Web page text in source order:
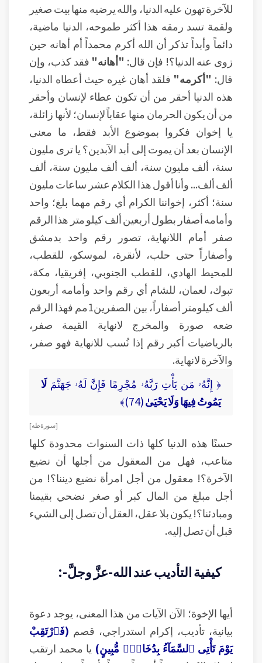
للآخرة تهون عليه الدنيا، والله يرضيه منها بيت صغير
ولقمة تسد رمقه هذا أكثر طموحه، الدنيا ماضية،
دائماً وأبداً تذكر أن الله أكرم محمداً أم أهانه حين
زوى عنه الدنيا؟! فإن قال: "أهانه" فقد كذب، وإن
قال: "أكرمه" فلقد أهان غيره حيث أعطاه الدنيا،
هذه الدنيا أحقر من أن تكون عطاء لإنسان وأحقر
من أن يكون الحرمان منها عقاباً لإنسان؛ لأنها زائلة،
يا إخوان فكروا بموضوع الأبد فقط، ما معنى
الإنسان بعد أن يموت إلى أبد الآبدين؟ يا ترى مليون
سنة، ألف مليون سنة، ألف ألف مليون سنة، ألف
ألف ألف... وأنا أقول هذا الكلام عشر ساعات مليون
سنة؛ أكثر، إخواننا الكرام أي رقم مهما بلغ؛ واحد
وأمامه أصفار بطول أربعين ألف كيلو متر هذا الرقم
صفر أمام اللانهاية، تصور رقم واحد بدمشق
وأصفاراً حتى حلب، لأنقرة، لموسكو، للقطب،
للمحيط الهادي، للقطب الجنوبي، إفريقيا، مكة،
تبوك، لعمان، للشام أي رقم واحد وأمامه أربعون
ألف كيلومتر أصفاراً، بين الصفرين1مم فهذا الرقم
ضعه صورة والمخرج لانهاية القيمة صفر،
بالرياضيات أكبر رقم إذا نُسب للانهاية فهو صفر،
والآخرة لانهاية.
﴿ إِنَّهُۥ مَن يَأْتِ رَبَّهُۥ مُجْرِمًا فَإِنَّ لَهُۥ جَهَنَّمَ لَا
يَمُوتُ فِيهَا وَلَا يَحْيَىٰ(74)﴾
[ سورة طه ]
حسنًا هذه الدنيا كلها ذات السنوات محدودة كلها
متاعب، فهل من المعقول من أجلها أن نضيع
الآخرة؟! معقول من أجل امرأة نضيع ديننا؟! من
أجل مبلغ من المال كبر أو صغر نضحي بقيمنا
ومبادئنا؟! يكون بلا عقل، العقل أن تصل إلى الشيء
قبل أن تصل إليه.
كيفية التأديب عند الله-عزَّ وجلَّ-:
أيها الإخوة؛ الآن الآيات من هذا المعنى، يوجد دعوة
بيانية، تأديب، إكرام استدراجي، قصم (فَٱرْتَقِبْ
يَوْمَ تَأْتِى ٱلسَّمَآءُ بِدُخَانٍۢ مُّبِينٍ) يا محمد ارتقب